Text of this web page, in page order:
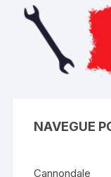
NAVEGUE
Cannondale